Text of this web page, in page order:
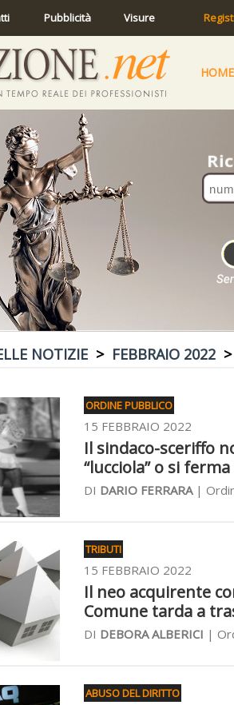
Pubblicità Visure
HOME
NOTIZIE > FEBBRAIO 2022
ORDINE PUBBLICO
15 FEBBRAIO 2022
Il sindaco-sceriffo
“lucciola” o si
DI DARIO FERRARA|
TRIBUTI
15 FEBBRAIO 2022
Il neo acquirente
Comune tarda a
DI DEBORA ALBERICI |
ABUSO DEL DIRITTO